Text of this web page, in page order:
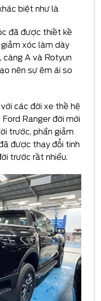
biệt như là
đã được thiết kế
xóc làm dày
càng A và Rotyun
nên sự êm ái so
các đời xe thế hệ
Ranger đời mới
trước, phần giảm
được thay đổi tinh
trước rất nhiều.